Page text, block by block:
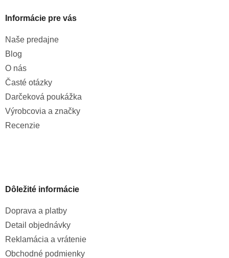
Informácie pre vás
Naše predajne
Blog
O nás
Časté otázky
Darčeková poukážka
Výrobcovia a značky
Recenzie
Dôležité informácie
Doprava a platby
Detail objednávky
Reklamácia a vrátenie
Obchodné podmienky